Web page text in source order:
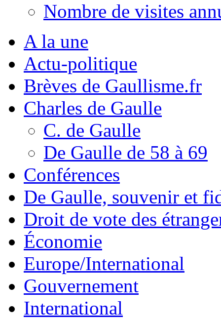
Nombre de visites
A la une
Actu-politique
Brèves de Gaullisme.fr
Charles de Gaulle
C. de Gaulle
De Gaulle de 58 à 69
Conférences
De Gaulle, souvenir et
Droit de vote des
Économie
Europe/International
Gouvernement
International